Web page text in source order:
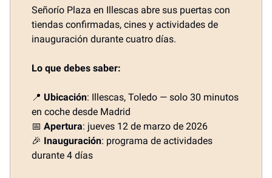
Señorío Plaza en Illescas abre sus puertas con
tiendas confirmadas, cines y actividades de
inauguración durante cuatro días.
Lo que debes saber:
📍 Ubicación: Illescas, Toledo — solo 30 minutos
en coche desde Madrid
📅 Apertura: jueves 12 de marzo de 2026
🎉 Inauguración: programa de actividades
durante 4 días